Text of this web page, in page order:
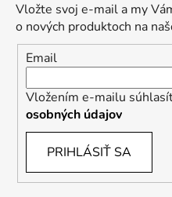
Vložte svoj e-mail a my
o nových produktoch na
Email
Vložením e-mailu
osobných údajov
PRIHLÁSIŤ SA